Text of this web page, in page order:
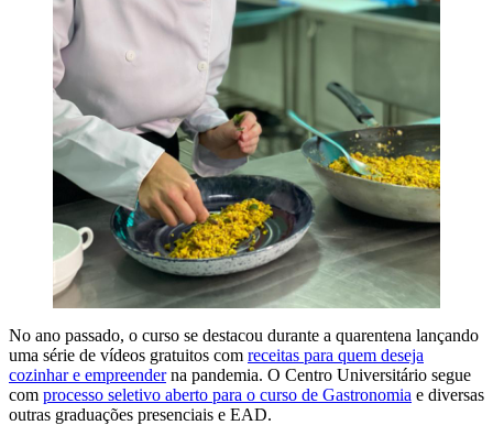
No ano passado, o curso se destacou durante a quarentena lançando
uma série de vídeos gratuitos com receitas para quem deseja
cozinhar e empreenderna pandemia. O Centro Universitário segue
com processo seletivo aberto para o curso de Gastronomia e diversas
outras graduações presenciais e EAD.